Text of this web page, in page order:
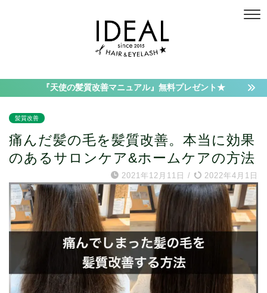
『天使の髪質改善マニュアル』無料プレゼント★
髪質改善
痛んだ髪の毛を髪質改善。本当に効果
のあるサロンケア&ホームケアの方法
2021年12月11日 / 2022年4月1日